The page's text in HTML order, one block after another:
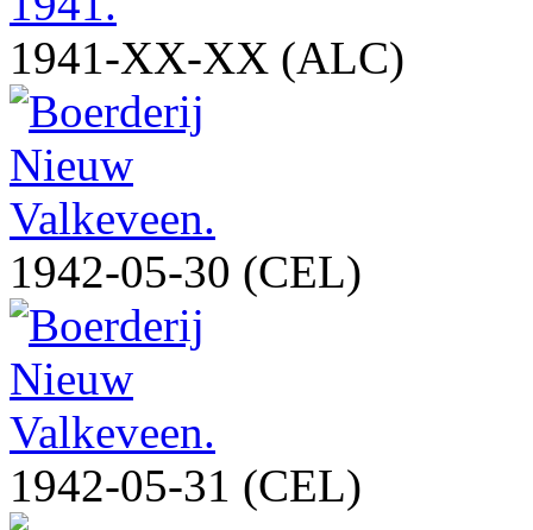
1941-XX-XX (ALC)
1942-05-30 (CEL)
1942-05-31 (CEL)